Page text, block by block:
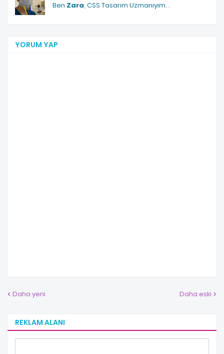
Ben Zara, CSS Tasarım Uzmanıyım. .
YORUM YAP
Daha yeni Daha eski
REKLAM ALANI